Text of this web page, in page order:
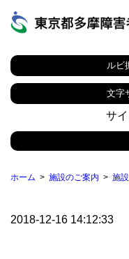
ルビ
文字
サ
ホーム 施設のご案内 施
2018-12-16 14:12:33